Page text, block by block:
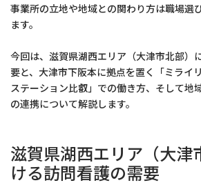
事業所の立地や地域との関わり方は職場選
ます。
今回は、滋賀県湖西エリア（大津市北部）
要と、大津市下阪本に拠点を置く「ミライ
ステーション比叡」での働き方、そして地
の連携について解説します。
滋賀県湖西エリア（大津
ける訪問看護の需要